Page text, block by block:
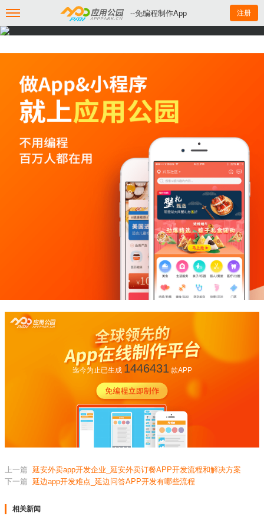
--免编程制作App 注册
迄今为止已生成 1446431款APP
上一篇 延安外卖app开发企业_延安外卖订餐APP开发流程和解决方案
下一篇 延边app开发难点_延边问答APP开发有哪些流程
相关新闻